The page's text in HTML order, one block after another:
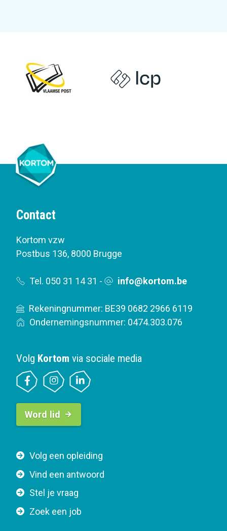
Contact
Kortom vzw
Postbus 136, 8000 Brugge
Tel. 050 31 14 31 - info@kortom.be
Rekeningnummer: BE39 0682 2966 6119
Ondernemingsnummer: 0474.303.076
F
o
t
e
Volg een opleiding
Vind een antwoord
Stel je vraag
Zoek een job
Volg Kortom via sociale media
B
t
o
n
a
v
Word lid